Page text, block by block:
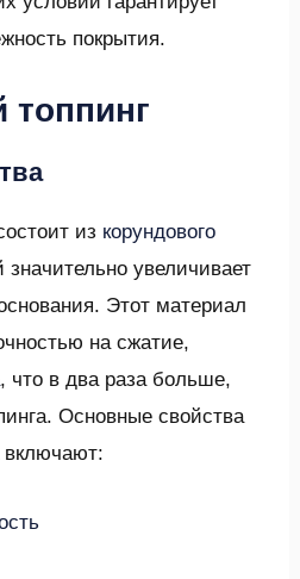
покрытия.
из корундового
значительно увеличивает
Этот материал
на сжатие,
, что в два раза больше,
Основные свойства
включают: